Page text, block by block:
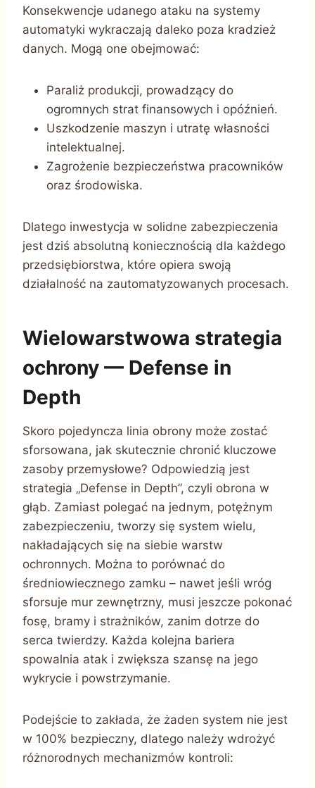
Konsekwencje udanego ataku na systemy
automatyki wykraczają daleko poza kradzież
danych. Mogą one obejmować:
Paraliż produkcji, prowadzący do
ogromnych strat finansowych i opóźnień.
Uszkodzenie maszyn i utratę własności
intelektualnej.
Zagrożenie bezpieczeństwa pracowników
oraz środowiska.
Dlatego inwestycja w solidne zabezpieczenia
jest dziś absolutną koniecznością dla każdego
przedsiębiorstwa, które opiera swoją
działalność na zautomatyzowanych procesach.
Wielowarstwowa strategia
ochrony — Defense in
Depth
Skoro pojedyncza linia obrony może zostać
sforsowana, jak skutecznie chronić kluczowe
zasoby przemysłowe? Odpowiedzią jest
strategia „Defense in Depth”, czyli obrona w
głąb. Zamiast polegać na jednym, potężnym
zabezpieczeniu, tworzy się system wielu,
nakładających się na siebie warstw
ochronnych. Można to porównać do
średniowiecznego zamku – nawet jeśli wróg
sforsuje mur zewnętrzny, musi jeszcze pokonać
fosę, bramy i strażników, zanim dotrze do
serca twierdzy. Każda kolejna bariera
spowalnia atak i zwiększa szansę na jego
wykrycie i powstrzymanie.
Podejście to zakłada, że żaden system nie jest
w 100% bezpieczny, dlatego należy wdrożyć
różnorodnych mechanizmów kontroli: